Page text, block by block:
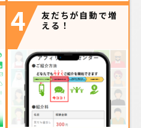
4
友だちが自動で増
える！